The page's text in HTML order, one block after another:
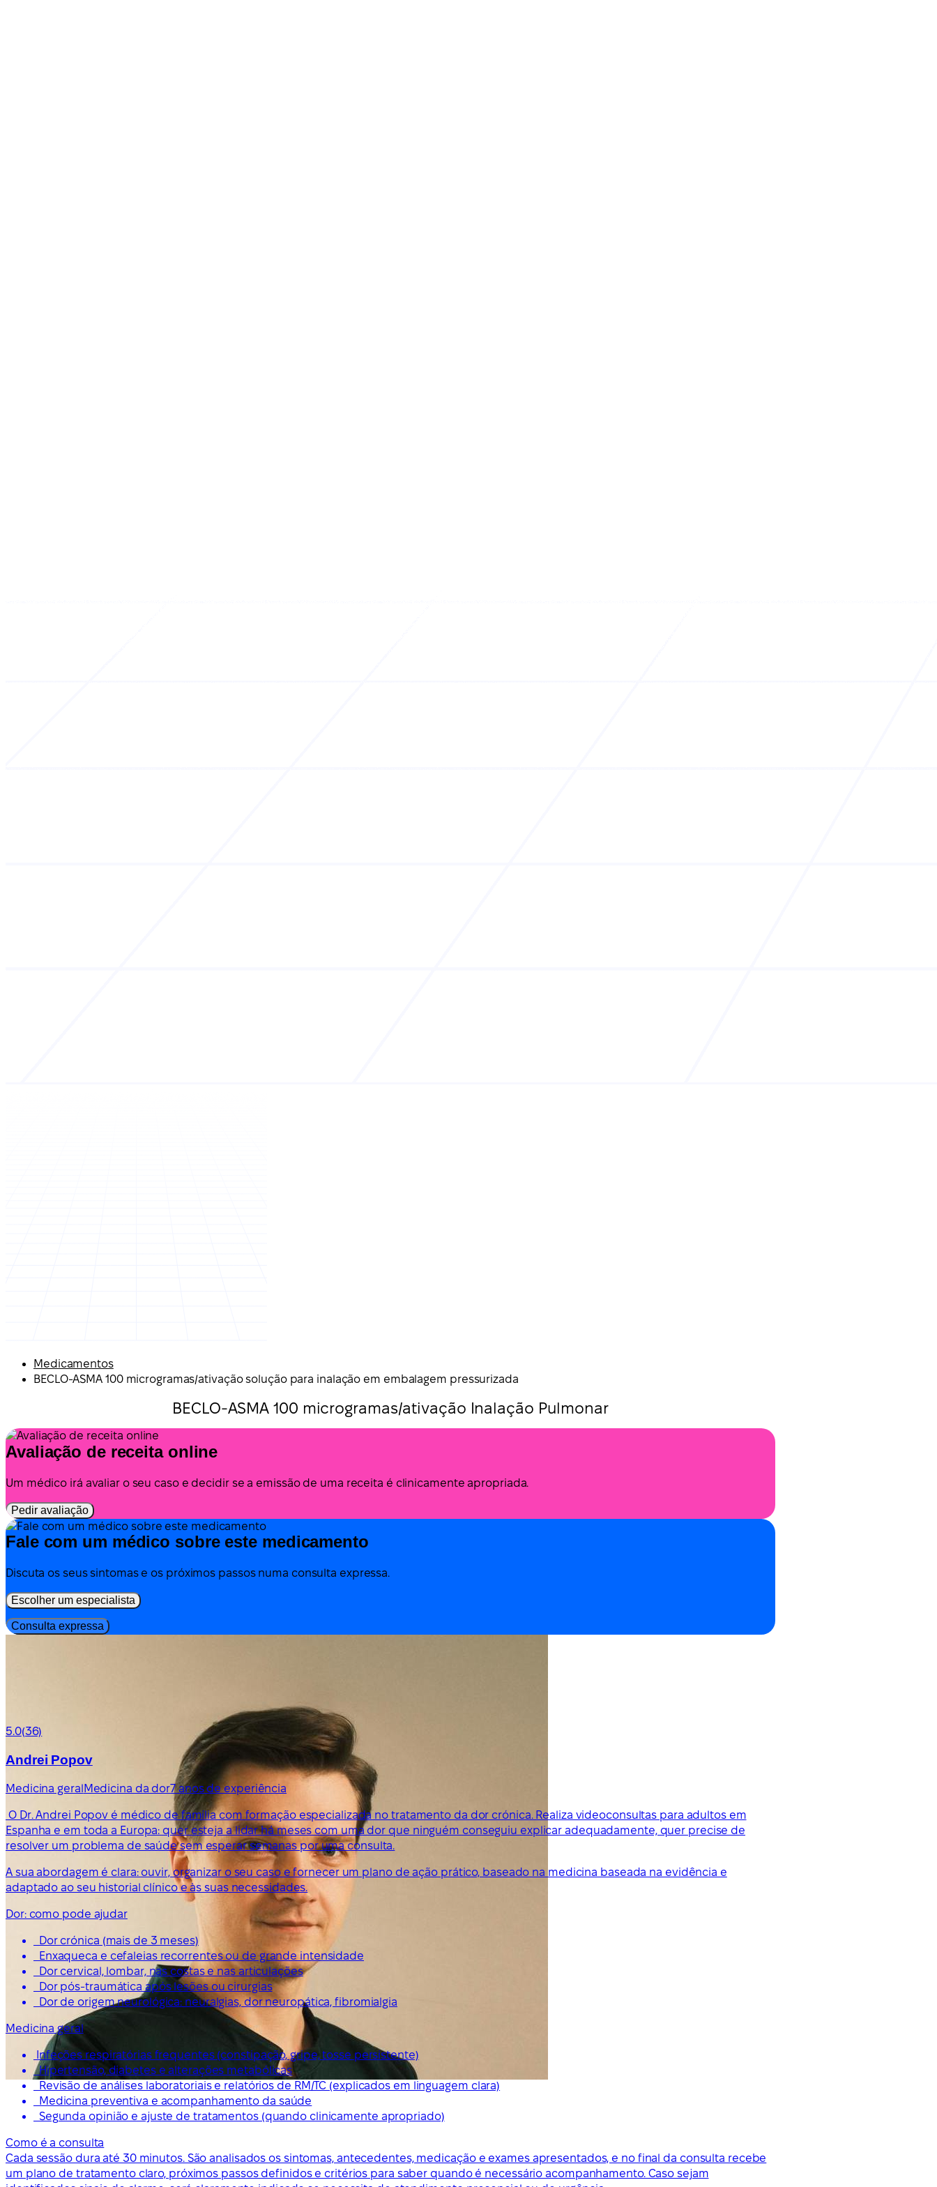
Medicamentos
BECLO-ASMA 100 microgramas/ativação solução para inalação em embalagem pressurizada
BECLO-ASMA 100 microgramas/ativação Inalação Pulmonar
Avaliação de receita online
Um médico irá avaliar o seu caso e decidir se a emissão de uma receita é clinicamente apropriada.
Pedir avaliação
Fale com um médico sobre este medicamento
Discuta os seus sintomas e os próximos passos numa consulta expressa.
Escolher um especialista
Consulta expressa
5.0(36)
Andrei Popov
Medicina geralMedicina da dor7 anos de experiência
O Dr. Andrei Popov é médico de família com formação especializada no tratamento da dor crónica. Realiza videoconsultas para adultos em
Espanha e em toda a Europa: quer esteja a lidar há meses com uma dor que ninguém conseguiu explicar adequadamente, quer precise de
resolver um problema de saúde sem esperar semanas por uma consulta.
A sua abordagem é clara: ouvir, organizar o seu caso e fornecer um plano de ação prático, baseado na medicina baseada na evidência e
adaptado ao seu historial clínico e às suas necessidades.
Dor: como pode ajudar
Dor crónica (mais de 3 meses)
Enxaqueca e cefaleias recorrentes ou de grande intensidade
Dor cervical, lombar, nas costas e nas articulações
Dor pós-traumática após lesões ou cirurgias
Dor de origem neurológica: neuralgias, dor neuropática, fibromialgia
Medicina geral
Infeções respiratórias frequentes (constipação, gripe, tosse persistente)
Hipertensão, diabetes e alterações metabólicas
Revisão de análises laboratoriais e relatórios de RM/TC (explicados em linguagem clara)
Medicina preventiva e acompanhamento da saúde
Segunda opinião e ajuste de tratamentos (quando clinicamente apropriado)
Como é a consulta
Cada sessão dura até 30 minutos. São analisados os sintomas, antecedentes, medicação e exames apresentados, e no final da consulta recebe
um plano de tratamento claro, próximos passos definidos e critérios para saber quando é necessário acompanhamento. Caso sejam